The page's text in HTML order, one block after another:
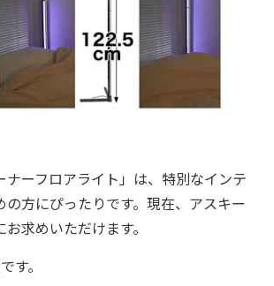
ーフロアライト」は、特別なインテ
の方にぴったりです。現在、アスキー
求めいただけます。
す。